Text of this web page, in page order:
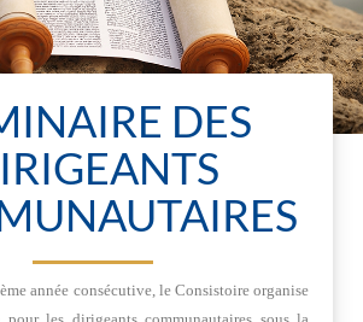
DES
année consécutive, le Consistoire organise